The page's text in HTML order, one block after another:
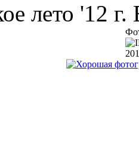
лето '12